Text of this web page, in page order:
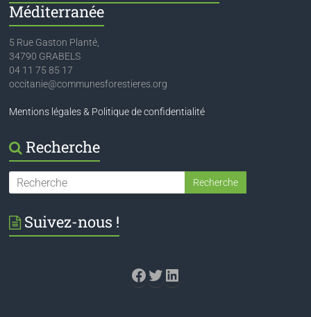
Méditerranée
5 Rue Gaston Planté,
34790 GRABELS
04 11 75 85 17
occitanie@communesforestieres.org
Mentions légales & Politique de confidentialité
Recherche
Suivez-nous !